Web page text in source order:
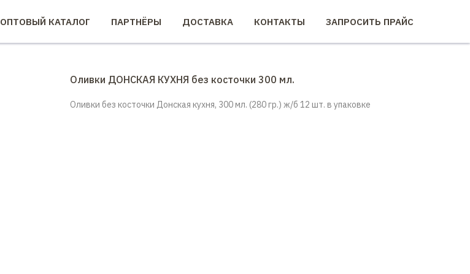
ОПТОВЫЙ КАТАЛОГ ПАРТНЁРЫ ДОСТАВКА КОНТАКТЫ ЗАПРОСИТЬ ПРАЙС
Оливки ДОНСКАЯ КУХНЯ без косточки 300 мл.
Оливки без косточки Донская кухня, 300 мл. (280 гр.) ж/б 12 шт. в упаковке